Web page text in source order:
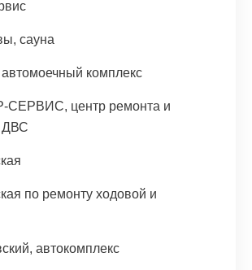
сауна
комплекс
СЕРВИС, центр ремонта и
ДВС
по ремонту ходовой и
автокомплекс